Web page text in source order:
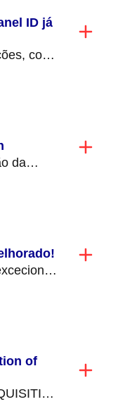
ID já
com
da
of